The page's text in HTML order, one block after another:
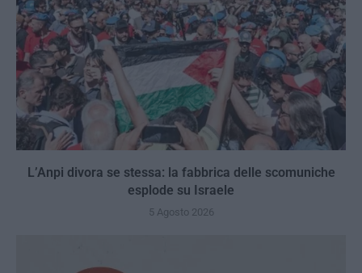
L’Anpi divora se stessa: la fabbrica delle scomuniche
esplode su Israele
5 Agosto 2026